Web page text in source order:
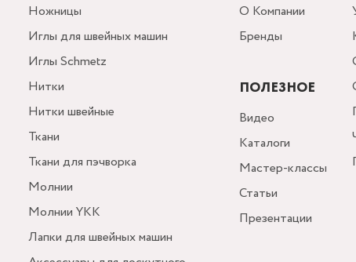
Ножницы
Иглы для швейных машин
Иглы Schmetz
Нитки
Нитки швейные
Ткани
Ткани для пэчворка
Молнии
Молнии YKK
Лапки для швейных машин
О Компании
Бренды
ПОЛЕЗНОЕ
Видео
Каталоги
Мастер-классы
Статьи
Презентации